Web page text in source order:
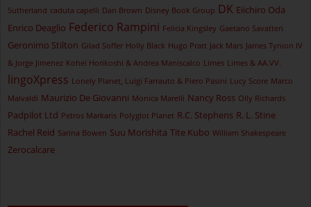
Sutherland caduta capelli Dan Brown Disney Book Group DK Eiichiro Oda
Enrico Deaglio Federico Rampini Felicia Kingsley Gaetano Savatteri
Geronimo Stilton Gilad Soffer Holly Black Hugo Pratt Jack Mars James Tynion IV
& Jorge Jimenez Kohei Horikoshi & Andrea Maniscalco Limes Limes & AA.VV.
lingoXpress Lonely Planet, Luigi Farrauto & Piero Pasini Lucy Score Marco
Malvaldi Maurizio De Giovanni Monica Marelli Nancy Ross Olly Richards
Padpilot Ltd Petros Markaris Polyglot Planet R.C. Stephens R. L. Stine
Rachel Reid Sarina Bowen Suu Morishita Tite Kubo William Shakespeare
Zerocalcare